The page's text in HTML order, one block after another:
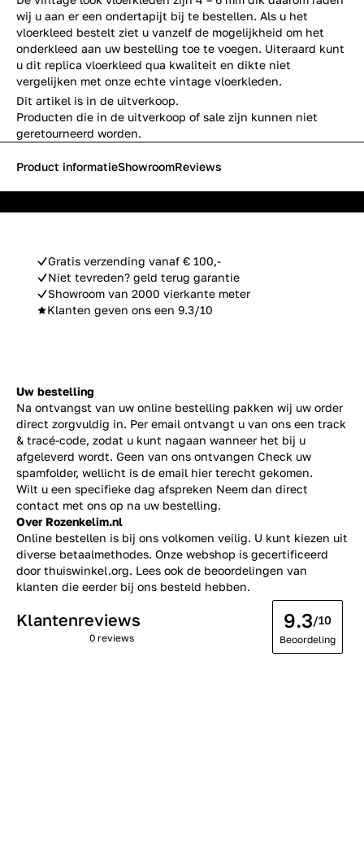
wij u aan er een ondertapijt bij te bestellen. Als u het
vloerkleed bestelt ziet u vanzelf de mogelijkheid om het
onderkleed aan uw bestelling toe te voegen. Uiteraard kunt
u dit replica vloerkleed qua kwaliteit en dikte niet
vergelijken met onze echte vintage vloerkleden.
Dit artikel is in de uitverkoop.
Producten die in de uitverkoop of sale zijn kunnen niet
geretourneerd worden.
Gratis verzending vanaf € 100,-
Niet tevreden? geld terug garantie
Showroom van 2000 vierkante meter
Klanten geven ons een 9.3/10
Product informatieShowroomReviews
Uw bestelling
Na ontvangst van uw online bestelling pakken wij uw order
direct zorgvuldig in. Per email ontvangt u van ons een track
& tracé-code, zodat u kunt nagaan wanneer het bij u
afgeleverd wordt. Geen van ons ontvangen Check uw
spamfolder, wellicht is de email hier terecht gekomen.
Wilt u een specifieke dag afspreken Neem dan direct
contact met ons op na uw bestelling.
Over Rozenkelim.nl
Online bestellen is bij ons volkomen veilig. U kunt kiezen uit
diverse betaalmethodes. Onze webshop is gecertificeerd
door thuiswinkel.org. Lees ook de beoordelingen van
klanten die eerder bij ons besteld hebben.
Klantenreviews
0 reviews
9.3/10
Beoordeling